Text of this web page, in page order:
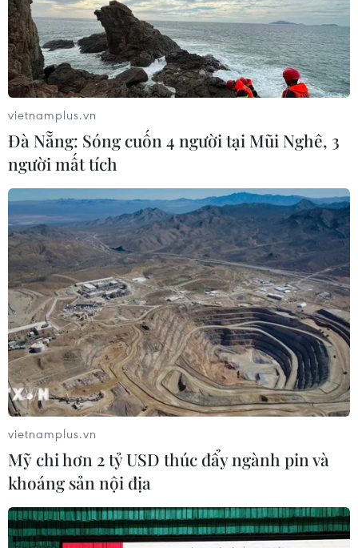
trung tâm tiếp nhận ở Ceuta.
vietnamplus.vn
Đà Nẵng: Sóng cuốn 4 người tại Mũi Nghê, 3
người mất tích
vietnamplus.vn
Mỹ chi hơn 2 tỷ USD thúc đẩy ngành pin và
khoáng sản nội địa